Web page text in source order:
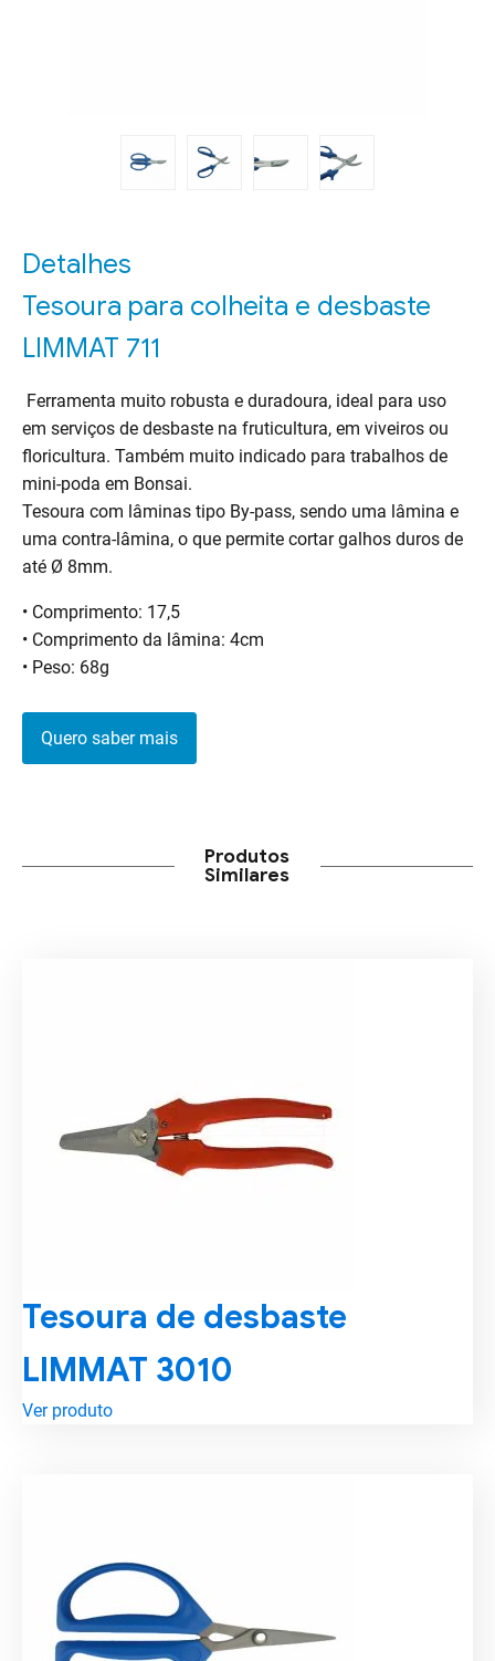
Detalhes
Tesoura para colheita e desbaste
LIMMAT 711
Ferramenta muito robusta e duradoura, ideal para uso
em serviços de desbaste na fruticultura, em viveiros ou
floricultura. Também muito indicado para trabalhos de
mini-poda em Bonsai.
Tesoura com lâminas tipo By-pass, sendo uma lâmina e
uma contra-lâmina, o que permite cortar galhos duros de
até Ø 8mm.
• Comprimento: 17,5
• Comprimento da lâmina: 4cm
• Peso: 68g
Quero saber mais
Produtos
Similares
Tesoura de desbaste
LIMMAT 3010
Ver produto